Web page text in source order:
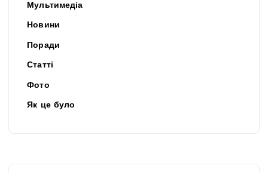
Мультимедіа
Новини
Поради
Статті
Фото
Як це було